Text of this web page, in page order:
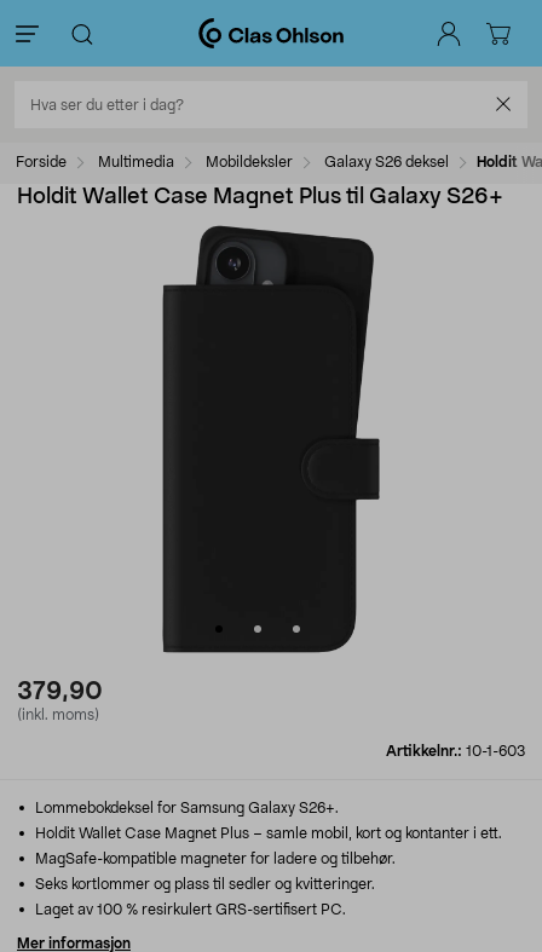
Forside Multimedia Mobildeksler Galaxy S26 deksel Holdit
Holdit Wallet Case Magnet Plus til Galaxy S26+
379,90
(inkl. moms)
Artikkelnr.: 10-1-603
Lommebokdeksel for Samsung Galaxy S26+.
Holdit Wallet Case Magnet Plus – samle mobil, kort og kontanter i ett.
MagSafe-kompatible magneter for ladere og tilbehør.
Seks kortlommer og plass til sedler og kvitteringer.
Laget av 100 % resirkulert GRS-sertifisert PC.
Mer informasjon